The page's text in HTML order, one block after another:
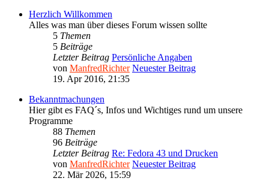
Herzlich Willkommen
Alles was man über dieses Forum wissen sollte
5 Themen
5 Beiträge
Letzter Beitrag Persönliche Angaben
von ManfredRichter Neuester Beitrag
19. Apr 2016, 21:35
Bekanntmachungen
Hier gibt es FAQ´s, Infos und Wichtiges rund um unsere
Programme
88 Themen
96 Beiträge
Letzter Beitrag Re: Fedora 43 und Drucken
von ManfredRichter Neuester Beitrag
22. Mär 2026, 15:59